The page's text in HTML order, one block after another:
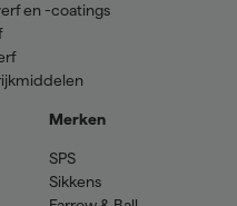
en -coatings
Merken
SPS
Sikkens